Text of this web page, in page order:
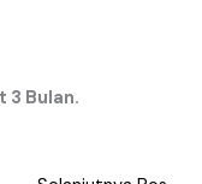
3 Bulan.